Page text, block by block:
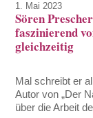
1. Mai 2023
Sören
faszinierend
gleichzeitig
Mal schreibt er
Autor von „Der
über die Arbeit